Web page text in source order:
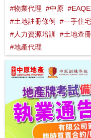
#物業代理 #中原 #EAQE
#土地註冊條例 #一手住
#人力資源培訓 #土地查冊
#地產代理